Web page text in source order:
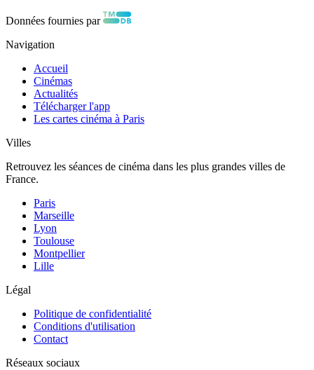
Données fournies par
Navigation
Accueil
Cinémas
Actualités
Télécharger l'app
Les cartes cinéma à Paris
Villes
Retrouvez les séances de cinéma dans les plus grandes villes de
France.
Paris
Marseille
Lyon
Toulouse
Montpellier
Lille
Légal
Politique de confidentialité
Conditions d'utilisation
Contact
Réseaux sociaux